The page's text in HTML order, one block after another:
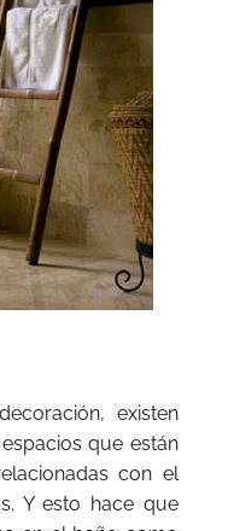
existen
que están
con el
Y esto hace que